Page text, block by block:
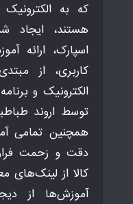
که به
هستند،
اسپارک، ارائه
کاربری، از
الکترونیک و
توسط اروند
همچنین تمامی
دقت و زحمت
کالا از لینک‌های
آموزش‌ها از